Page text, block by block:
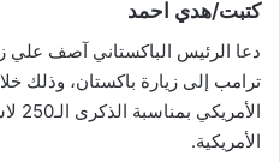
كتبت/هدي احمد
دعا الرئيس الباكستاني آصف علي
ترامب إلى زيارة باكستان، وذلك
الأمريكية.